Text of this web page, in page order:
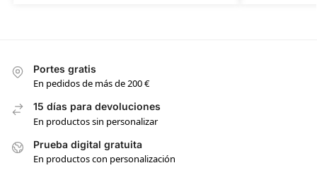
Portes gratis
En pedidos de más de 200 €
15 días para devoluciones
En productos sin personalizar
Prueba digital gratuita
En productos con personalización